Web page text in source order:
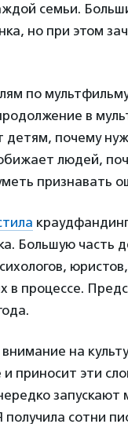
семьи.
но при этом
по
в
почему
людей,
признавать
Большую часть
в процессе.
на
приносит эти
сотни